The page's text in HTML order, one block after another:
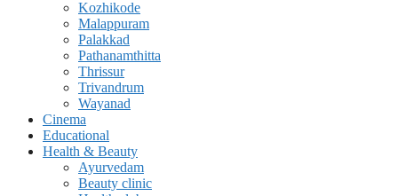
Kozhikode
Malappuram
Palakkad
Pathanamthitta
Thrissur
Trivandrum
Wayanad
Cinema
Educational
Health & Beauty
Ayurvedam
Beauty clinic